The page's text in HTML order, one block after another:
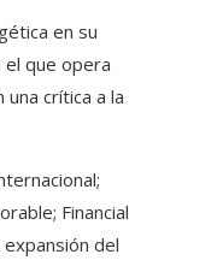
en su
el que opera
crítica a la
Financial
del